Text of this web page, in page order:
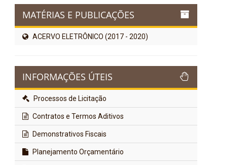
MATÉRIAS E PUBLICAÇÕES
ACERVO ELETRÔNICO (2017 - 2020)
INFORMAÇÕES ÚTEIS
Processos de Licitação
Contratos e Termos Aditivos
Demonstrativos Fiscais
Planejamento Orçamentário